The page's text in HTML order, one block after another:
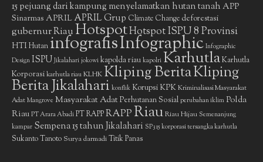
15 pejuang dari kampung menyelamatkan hutan tanah APP
Sinarmas APRIL APRIL Grup Climate Change deforestasi
gubernur RiauHotspotHotspot ISPU 8 Provinsi
HTIHutan infografisInfographic Infographic
Design ISPU Jikalahari jokowi kapolda riau kapolri KarhutlaKarhutla
Korporasikarhutla riauKLHKKliping BeritaKliping
Berita Jikalahari konflik Korupsi KPKKriminalisasi Masyarakat
Adat Mangrove Masyarakat AdatPerhutanan Sosial perubahan iklim Polda
Riau PT Arara Abadi PT RAPPRAPPRiauRiau Hijau Semenanjung
kampar Sempena 15 tahun Jikalahari SP3 15 korporasi tersangka karhutla
Sukanto Tanoto Surya darmadiTitik Panas